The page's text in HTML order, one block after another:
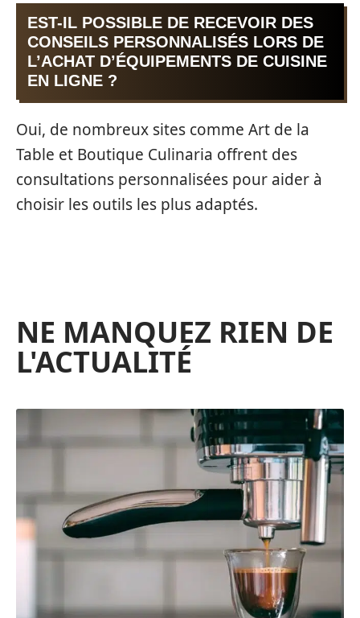
EST-IL POSSIBLE DE RECEVOIR DES
CONSEILS PERSONNALISÉS LORS DE
L’ACHAT D’ÉQUIPEMENTS DE CUISINE
EN LIGNE ?
Oui, de nombreux sites comme Art de la
Table et Boutique Culinaria offrent des
consultations personnalisées pour aider à
choisir les outils les plus adaptés.
NE MANQUEZ RIEN DE
L'ACTUALITÉ